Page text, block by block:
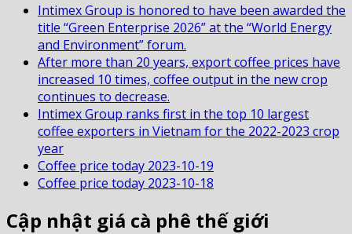
Intimex Group is honored to have been awarded the
title “Green Enterprise 2026” at the “World Energy
and Environment” forum.
After more than 20 years, export coffee prices have
increased 10 times, coffee output in the new crop
continues to decrease.
Intimex Group ranks first in the top 10 largest
coffee exporters in Vietnam for the 2022-2023 crop
year
Coffee price today 2023-10-19
Coffee price today 2023-10-18
Cập nhật giá cà phê thế giới